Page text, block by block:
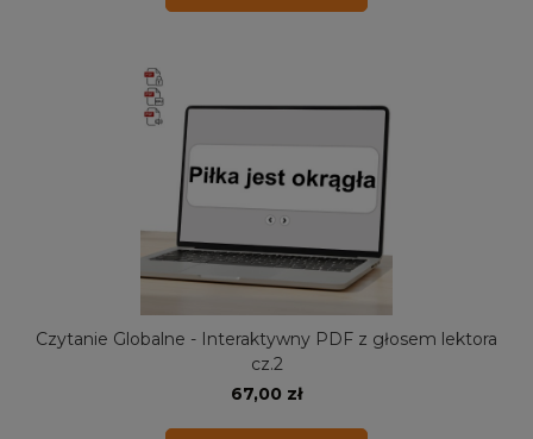
Czytanie Globalne - Interaktywny PDF z głosem lektora
cz.2
67,00 zł